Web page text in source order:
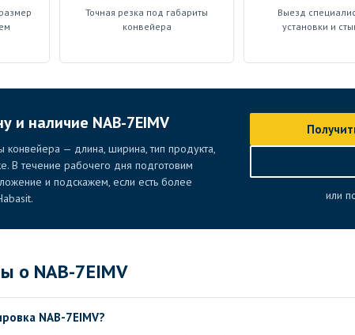
Точная резка под габариты
конвейера
Выезд
установки и
и наличие NAB-7EIMV
конвейера — длина, ширина, тип продукта,
В течение рабочего дня подготовим
и подскажем, если есть более
или
о NAB-7EIMV
NAB-7EIMV?